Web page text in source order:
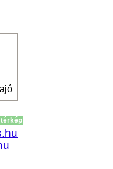
térkép